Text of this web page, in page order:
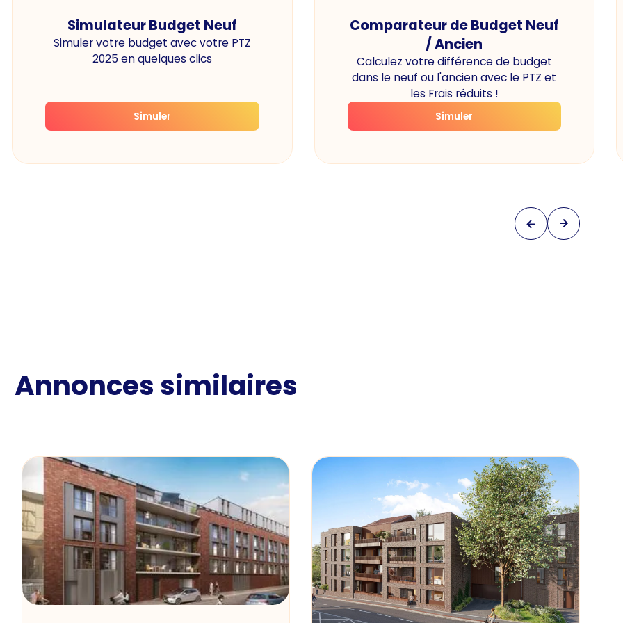
Simulateur Budget Neuf
Simuler votre budget avec votre PTZ
2025 en quelques clics
Simuler
Comparateur de Budget Neuf
/ Ancien
Calculez votre différence de budget
dans le neuf ou l'ancien avec le PTZ et
les Frais réduits !
Simuler
Annonces similaires